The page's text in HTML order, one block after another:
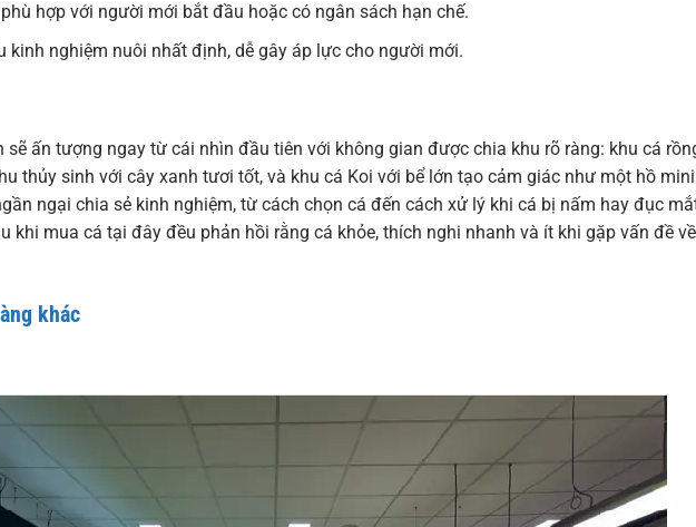
hợp với người mới bắt đầu hoặc có ngân sách hạn chế.
kinh nghiệm nuôi nhất định, dễ gây áp lực cho người mới.
sẽ ấn tượng ngay từ cái nhìn đầu tiên với không gian được chia khu rõ ràng: khu cá
thủy sinh với cây xanh tươi tốt, và khu cá Koi với bể lớn tạo cảm giác như một hồ
ngại chia sẻ kinh nghiệm, từ cách chọn cá đến cách xử lý khi cá bị nấm hay đục
khi mua cá tại đây đều phản hồi rằng cá khỏe, thích nghi nhanh và ít khi gặp vấn đề về
khác